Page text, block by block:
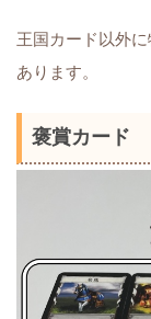
王国カード以外
あります。
褒賞カード